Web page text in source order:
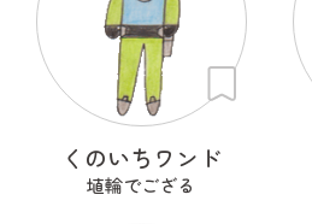
くのいちワンド
埴輪でござる